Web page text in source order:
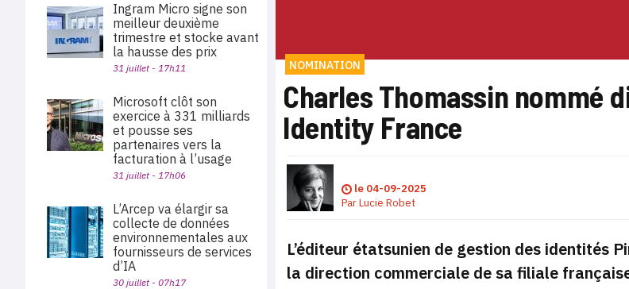
NOMINATION
Charles Thomassin nommé
Identity France
le 04-09-2025
ParLucie Robet
L’éditeur étatsunien de gestion des identités
la direction commerciale de sa filiale
Ingram Micro signe son
meilleur deuxième
trimestre et stocke avant
la hausse des prix
31 juillet - 17h11
Microsoft clôt son
exercice à 331 milliards
et pousse ses
partenaires vers la
facturation à l’usage
31 juillet - 17h06
L’Arcep va élargir sa
collecte de données
environnementales aux
fournisseurs de services
d’IA
30 juillet - 07h17